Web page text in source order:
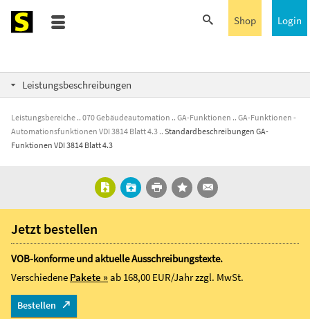
Login
Shop
Leistungsbeschreibungen
Leistungsbereiche 070 Gebäudeautomation GA-Funktionen
GA-Funktionen -
Automationsfunktionen VDI 3814 Blatt 4.3
Standardbeschreibungen GA-
Funktionen VDI 3814 Blatt 4.3
Jetzt bestellen
VOB-konforme und aktuelle Ausschreibungstexte.
Verschiedene Pakete »ab 168,00 EUR/Jahrzzgl. MwSt.
Bestellen